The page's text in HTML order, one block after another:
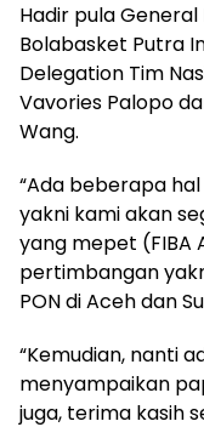
Hadir pula
Bolabasket Putra
Delegation Tim
Vavories Palopo
Wang.
“Ada beberapa
yakni kami akan
yang mepet (FIBA
pertimbangan
PON di Aceh dan
“Kemudian, nanti
menyampaikan
juga, terima kasih